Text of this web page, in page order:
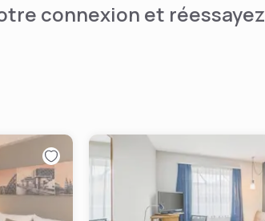
connexion et réessayez